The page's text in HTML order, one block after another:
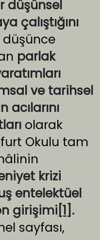
düşünsel
çalıştığını
düşünce
parlak
ve tarihsel
olarak
Okulu tam
krizi
entelektüel
girişimi [1] .
sayfası,